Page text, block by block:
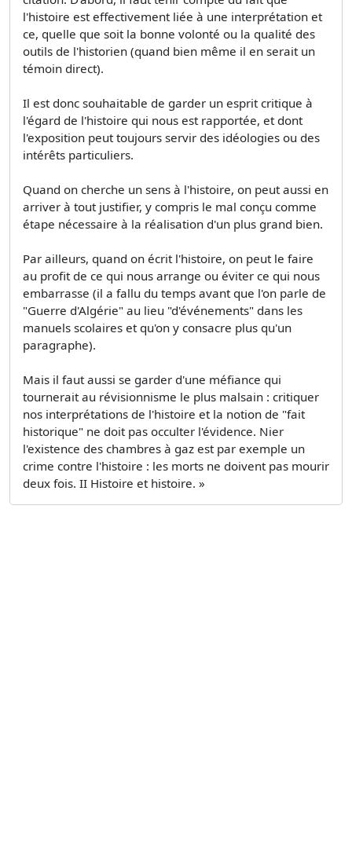
l'histoire est effectivement liée à une interprétation et
ce, quelle que soit la bonne volonté ou la qualité des
outils de l'historien (quand bien même il en serait un
témoin direct).
Il est donc souhaitable de garder un esprit critique à
l'égard de l'histoire qui nous est rapportée, et dont
l'exposition peut toujours servir des idéologies ou des
intérêts particuliers.
Quand on cherche un sens à l'histoire, on peut aussi en
arriver à tout justifier, y compris le mal conçu comme
étape nécessaire à la réalisation d'un plus grand bien.
Par ailleurs, quand on écrit l'histoire, on peut le faire
au profit de ce qui nous arrange ou éviter ce qui nous
embarrasse (il a fallu du temps avant que l'on parle de
"Guerre d'Algérie" au lieu "d'événements" dans les
manuels scolaires et qu'on y consacre plus qu'un
paragraphe).
Mais il faut aussi se garder d'une méfiance qui
tournerait au révisionnisme le plus malsain : critiquer
nos interprétations de l'histoire et la notion de "fait
historique" ne doit pas occulter l'évidence. Nier
l'existence des chambres à gaz est par exemple un
crime contre l'histoire : les morts ne doivent pas mourir
deux fois. II Histoire et histoire. »